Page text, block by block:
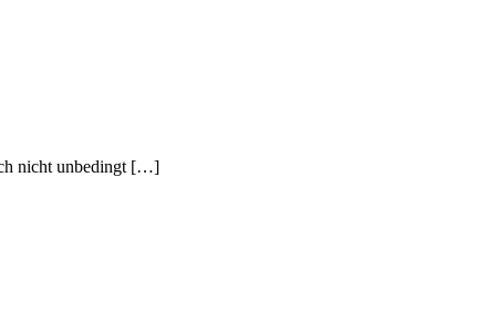
nicht unbedingt […]